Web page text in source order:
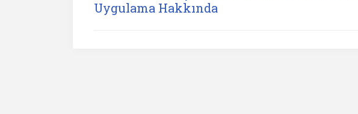
Uygulama Hakkında